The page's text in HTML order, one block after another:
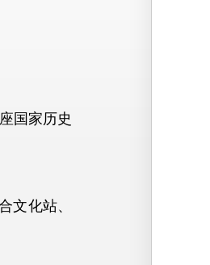
国家历史
化站、